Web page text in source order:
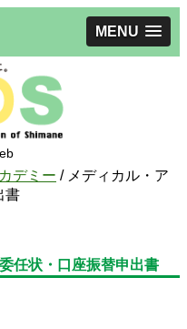
MENU
デミー / メディカル・ア
書
任状・口座振替申出書